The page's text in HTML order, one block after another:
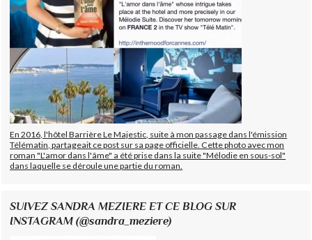
En 2016, l'hôtel Barrière Le Majestic, suite à mon passage dans l'émission
Télématin, partageait ce post sur sa page officielle. Cette photo avec mon
roman "L'amor dans l'âme" a été prise dans la suite "Mélodie en sous-sol"
dans laquelle se déroule une partie du roman.
SUIVEZ SANDRA MEZIERE ET CE BLOG SUR
INSTAGRAM (@sandra_meziere)